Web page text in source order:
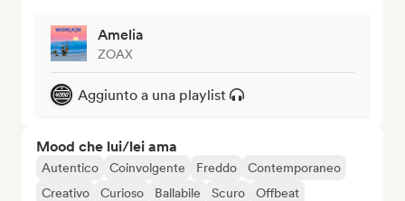
Amelia
ZOAX
Aggiunto a una playlist
Mood che lui/lei ama
Autentico Coinvolgente Freddo
Contemporaneo
Creativo
Curioso Ballabile Scuro
Offbeat